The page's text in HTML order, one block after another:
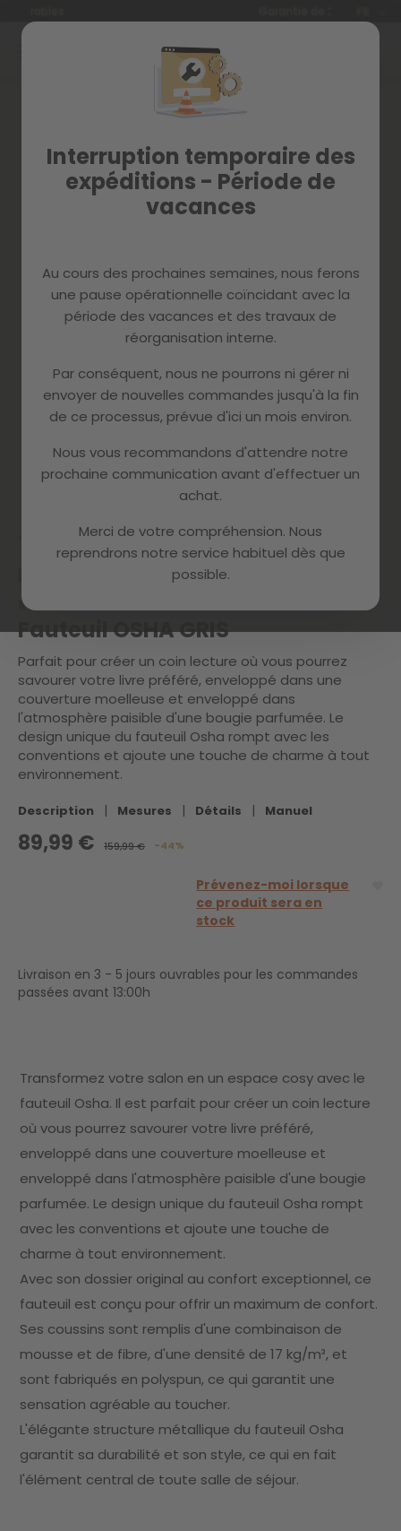
Interruption temporaire des
expéditions - Période de
vacances
Au cours des prochaines semaines, nous ferons
une pause opérationnelle coïncidant avec la
période des vacances et des travaux de
réorganisation interne.
Par conséquent, nous ne pourrons ni gérer ni
envoyer de nouvelles commandes jusqu'à la fin
de ce processus, prévue d'ici un mois environ.
Nous vous recommandons d'attendre notre
prochaine communication avant d'effectuer un
achat.
Merci de votre compréhension. Nous
reprendrons notre service habituel dès que
possible.
Allez
gallery
OSHA GREY
Référence :
Fauteuil OSHA GRIS
Parfait pour créer un coin lecture où vous pourrez
savourer votre livre préféré, enveloppé dans une
couverture moelleuse et enveloppé dans
l'atmosphère paisible d'une bougie parfumée. Le
design unique du fauteuil Osha rompt avec les
conventions et ajoute une touche de charme à tout
environnement.
Description | Mesures | Détails | Manuel
89,99 € 159,99 € -44%
Prévenez-moi lorsque
ce produit sera en
stock
Livraison en 3 - 5 jours ouvrables pour les commandes
passées avant 13:00h
Transformez votre salon en un espace cosy avec le
fauteuil Osha. Il est parfait pour créer un coin lecture
où vous pourrez savourer votre livre préféré,
enveloppé dans une couverture moelleuse et
enveloppé dans l'atmosphère paisible d'une bougie
parfumée. Le design unique du fauteuil Osha rompt
avec les conventions et ajoute une touche de
charme à tout environnement.
Avec son dossier original au confort exceptionnel, ce
fauteuil est conçu pour offrir un maximum de confort.
Ses coussins sont remplis d'une combinaison de
mousse et de fibre, d'une densité de 17 kg/m³, et
sont fabriqués en polyspun, ce qui garantit une
sensation agréable au toucher.
L'élégante structure métallique du fauteuil Osha
garantit sa durabilité et son style, ce qui en fait
l'élément central de toute salle de séjour.